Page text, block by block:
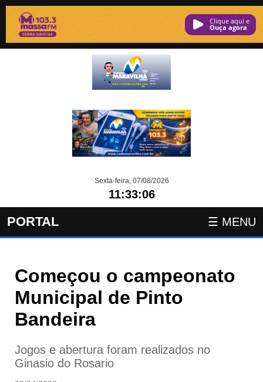
Clique aqui e
ouça agora
Sexta-feira, 07/08/2026
11:33:06
PORTAL ☰ MENU
Começou o campeonato
Municipal de Pinto
Bandeira
Jogos e abertura foram realizados no
Ginasio do Rosario